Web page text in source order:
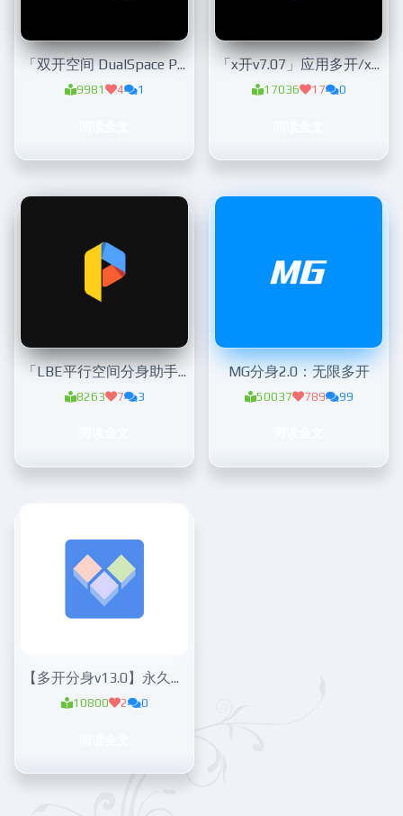
「双开空间 DualSpace Pro v2.1.9专业版 」超强多开分身
9981 4 1
「x开v7.07」应用多开/xposed空间
17036 17 0
「LBE平行空间分身助手v4.0.9090专业版 」超强多开分身
8263 7 3
MG分身2.0：无限多开
50037 789 99
【多开分身v13.0】永久会员版
10800 2 0